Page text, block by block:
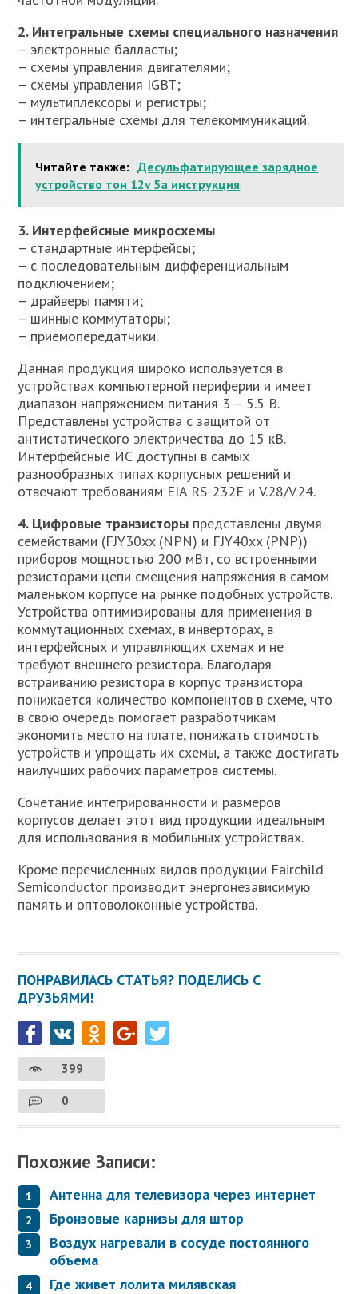
2. Интегральные схемы специального назначения
– электронные балласты;
– схемы управления двигателями;
– схемы управления IGBT;
– мультиплексоры и регистры;
– интегральные схемы для телекоммуникаций.
Читайте также: Десульфатирующее зарядное
устройство тон 12v 5a инструкция
3. Интерфейсные микросхемы
– стандартные интерфейсы;
– с последовательным дифференциальным
подключением;
– драйверы памяти;
– шинные коммутаторы;
– приемопередатчики.
Данная продукция широко используется в
устройствах компьютерной периферии и имеет
диапазон напряжением питания 3 – 5.5 В.
Представлены устройства с защитой от
антистатического электричества до 15 кВ.
Интерфейсные ИС доступны в самых
разнообразных типах корпусных решений и
отвечают требованиям EIA RS-232E и V.28/V.24.
4. Цифровые транзисторы представлены двумя
семействами (FJY30xx (NPN) и FJY40xx (PNP))
приборов мощностью 200 мВт, со встроенными
резисторами цепи смещения напряжения в самом
маленьком корпусе на рынке подобных устройств.
Устройства оптимизированы для применения в
коммутационных схемах, в инверторах, в
интерфейсных и управляющих схемах и не
требуют внешнего резистора. Благодаря
встраиванию резистора в корпус транзистора
понижается количество компонентов в схеме, что
в свою очередь помогает разработчикам
экономить место на плате, понижать стоимость
устройств и упрощать их схемы, а также достигать
наилучших рабочих параметров системы.
Сочетание интегрированности и размеров
корпусов делает этот вид продукции идеальным
для использования в мобильных устройствах.
Кроме перечисленных видов продукции Fairchild
Semiconductor производит энергонезависимую
память и оптоволоконные устройства.
ПОНРАВИЛАСЬ СТАТЬЯ? ПОДЕЛИСЬ С
ДРУЗЬЯМИ!
399
0
Похожие Записи:
Антенна для телевизора через интернет
Бронзовые карнизы для штор
Воздух нагревали в сосуде постоянного
объема
Где живет лолита милявская